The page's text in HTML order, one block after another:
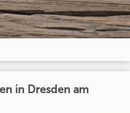
in Dresden am